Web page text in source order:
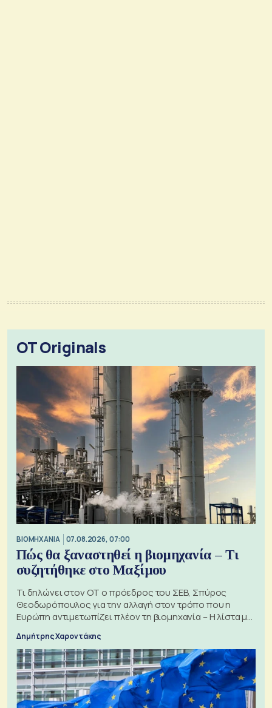
OT Originals
ΒΙΟΜΗΧΑΝΙΑ 07.08.2026, 07:00
Πώς θα ξαναστηθεί η βιομηχανία – Τι
συζητήθηκε στο Μαξίμου
Τι δηλώνει στον ΟΤ ο πρόεδρος του ΣΕΒ, Σπύρος
Θεοδωρόπουλος για την αλλαγή στον τρόπο που η
Ευρώπη αντιμετωπίζει πλέον τη βιομηχανία – Η λίστα με
Δημήτρης Χαροντάκης